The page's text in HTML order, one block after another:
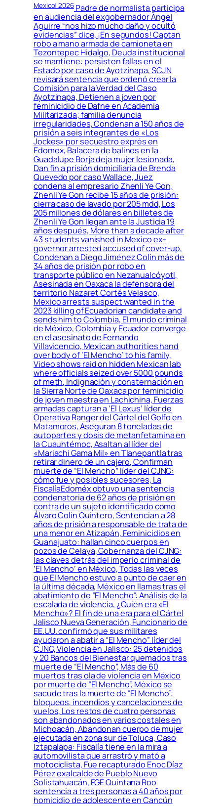
Mexico! 2026Padre de normalista participa
en audiencia del exgobernador Ángel
Aguirre “nos hizo mucho daño y ocultó
evidencias” dice, ¡En segundos! Captan
robo a mano armada de camioneta en
Tezontepec Hidalgo, Deuda institucional
se mantiene: persisten fallas en el
Estado por caso de Ayotzinapa, SCJN
revisará sentencia que ordenó crear la
Comisión para la Verdad del Caso
Ayotzinapa, Detienen a joven por
feminicidio de Dafne en Academia
Militarizada; familia denuncia
irregularidades, Condenan a 150 años de
prisión a seis integrantes de «Los
Jockes» por secuestro exprés en
Edomex, Balacera de balines en la
Guadalupe Borja deja mujer lesionada,
Dan fin a prisión domiciliaria de Brenda
Quevedo por caso Wallace, Juez
condena al empresario Zhenli Ye Gon,
Zhenli Ye Gon recibe 15 años de prisión:
cierra caso de lavado por 205 mdd, Los
205 millones de dólares en billetes de
Zhenli Ye Gon llegan ante la Justicia 19
años después, More than a decade after
43 students vanished in Mexico ex-
governor arrested accused of cover-up,
Condenan a Diego Jiménez Colín más de
34 años de prisión por robo en
transporte público en Nezahualcóyotl,
Asesinada en Oaxaca la defensora del
territorio Nazaret Cortés Velasco,
Mexico arrests suspect wanted in the
2023 killing of Ecuadorian candidate and
sends him to Colombia, El mundo criminal
de México, Colombia y Ecuador converge
en el asesinato de Fernando
Villavicencio, Mexican authorities hand
over body of ‘El Mencho’ to his family,
Video shows raid on hidden Mexican lab
where officials seized over 5000 pounds
of meth, Indignación y consternación en
la Sierra Norte de Oaxaca por feminicidio
de joven maestra en Lachichina, Fuerzas
armadas capturan a ‘El Lexus’ líder de
Operativa Ranger del Cártel del Golfo en
Matamoros, Aseguran 8 toneladas de
autopartes y dosis de metanfetamina en
la Cuauhtémoc, Asaltan al líder del
«Mariachi Gama Mil» en Tlanepantla tras
retirar dinero de un cajero, Confirman
muerte de “El Mencho” líder del CJNG:
cómo fue y posibles sucesores, La
FiscalíaEdoméx obtuvo una sentencia
condenatoria de 62 años de prisión en
contra de un sujeto identificado como
Álvaro Colín Quintero, Sentencian a 28
años de prisión a responsable de trata de
una menor en Atizapán, Feminicidios en
Guanajuato: hallan cinco cuerpos en
pozos de Celaya, Gobernanza del CJNG:
las claves detrás del imperio criminal de
‘El Mencho’ en México, Todas las veces
que El Mencho estuvo a punto de caer en
la última década, México en llamas tras el
abatimiento de “El Mencho”: Análisis de la
escalada de violencia, ¿Quién era «El
Mencho»? El fin de una era para el Cártel
Jalisco Nueva Generación, Funcionario de
EE.UU. confirmó que sus militares
ayudaron a abatir a “El Mencho” líder del
CJNG, Violencia en Jalisco: 25 detenidos
y 20 Bancos del Bienestar quemados tras
muerte de “El Mencho”, Más de 60
muertos tras ola de violencia en México
por muerte de “El Mencho”, México se
sacude tras la muerte de “El Mencho”:
bloqueos, incendios y cancelaciones de
vuelos, Los restos de cuatro personas
son abandonados en varios costales en
Michoacán, Abandonan cuerpo de mujer
ejecutada en zona sur de Toluca, Caso
Iztapalapa: Fiscalía tiene en la mira a
automovilista que arrastró y mató a
motociclista, Fue recapturado Enoc Díaz
Pérez exalcalde de Pueblo Nuevo
Solistahuacán, FGE Quintana Roo
sentencia a tres personas a 40 años por
homicidio de adolescente en Cancún